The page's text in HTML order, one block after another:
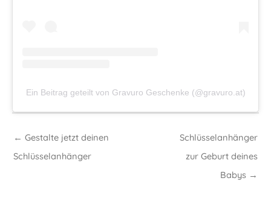
Ein Beitrag geteilt von Gravuro Geschenke (@gravuro.at)
← Gestalte jetzt deinen
Schlüsselanhänger
Schlüsselanhänger
zur Geburt deines
Babys →